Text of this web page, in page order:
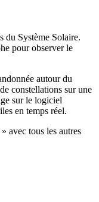
du Système Solaire.
pour observer le
autour du
constellations sur une
sur le logiciel
en temps réel.
avec tous les autres